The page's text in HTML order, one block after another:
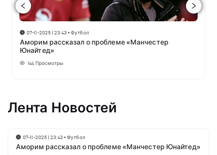
07-11-2025 | 23:43 •Футбол
Аморим рассказал о проблеме «Манчестер
Юнайтед»
144 Просмотры
Лента Новостей
07-11-2025 | 23:43 •Футбол
Аморим рассказал о проблеме «Манчестер Юнайтед»